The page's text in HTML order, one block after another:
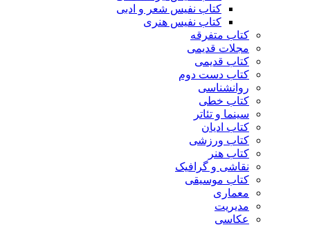
کتاب نفیس شعر و ادبی
کتاب نفیس هنری
کتاب متفرقه
مجلات قدیمی
کتاب قدیمی
کتاب دست دوم
روانشناسی
کتاب خطی
سینما و تئاتر
کتاب ادیان
کتاب ورزشی
کتاب هنر
نقاشی و گرافیک
کتاب موسیقی
معماری
مدیریت
عکاسی